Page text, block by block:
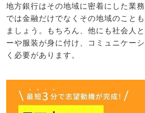
地方銀行はその地域に密着にした業
では金融だけでなくその地域のこと
ましょう。もちろん、他にも社会人
ーや服装が身に付け、コミュニケー
く必要があります。